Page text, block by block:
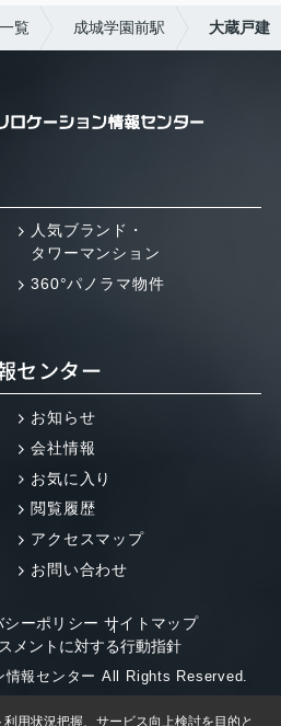
覧 成城学園前駅 大蔵戸建
人気ブランド・
タワーマンション
360°パノラマ物件
センター
お知らせ
会社情報
お気に入り
閲覧履歴
アクセスマップ
お問い合わせ
シーポリシー サイトマップ
メントに対する行動指針
情報センター All Rights Reserved.
用状況把握、サービス向上検討を目的と